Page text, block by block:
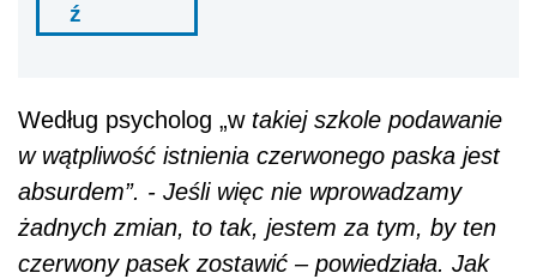
ź
Według psycholog „wtakiej szkole podawanie
w wątpliwość istnienia czerwonego paska jest
absurdem”. - Jeśli więc nie wprowadzamy
żadnych zmian, to tak, jestem za tym, by ten
czerwony pasek zostawić – powiedziała. Jak